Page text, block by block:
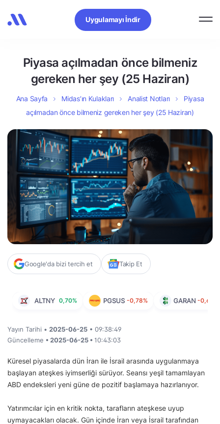
Uygulamayı İndir
Piyasa açılmadan önce bilmeniz
gereken her şey (25 Haziran)
Ana Sayfa Midas’ın Kulakları Analist Notları
Piyasa
açılmadan önce bilmeniz gereken her şey (25 Haziran)
Google'da bizi tercih et Takip Et
ALTNY 0,70% PGSUS -0,78% GARAN -0,63%
Yayın Tarihi • 2025-06-25 • 09:38:49
Güncelleme • 2025-06-25 • 10:43:03
Küresel piyasalarda dün İran ile İsrail arasında uygulanmaya
başlayan ateşkes iyimserliği sürüyor. Seansı yeşil tamamlayan
ABD endeksleri yeni güne de pozitif başlamaya hazırlanıyor.
Yatırımcılar için en kritik nokta, tarafların ateşkese uyup
uymayacakları olacak. Gün içinde İran veya İsrail tarafından